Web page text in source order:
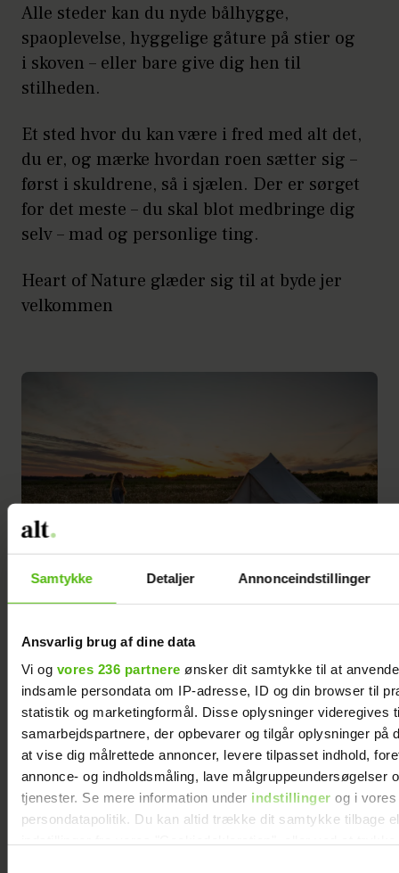
Samtykke Detaljer Annonceindstillinger
Ansvarlig brug af dine data
Vi og vores 236 partnere ønsker dit samtykke til at
indsamle persondata om IP-adresse, ID og din browser til
statistik og marketingformål. Disse oplysninger videregives
samarbejdspartnere, der opbevarer og tilgår oplysninger på
at vise dig målrettede annoncer, levere tilpasset indhold,
annonce- og indholdsmåling, lave målgruppeundersøgelser
tjenester. Se mere information under indstillinger og i vores
persondatapolitik. Du kan altid trække dit samtykke tilbage
Alle steder kan du nyde bålhygge,
spaoplevelse, hyggelige gåture på stier og
i skoven – eller bare give dig hen til
stilheden.
Et sted hvor du kan være i fred med alt det,
du er, og mærke hvordan roen sætter sig –
først i skuldrene, så i sjælen. Der er sørget
for det meste – du skal blot medbringe dig
selv – mad og personlige ting.
Heart of Nature glæder sig til at byde jer
velkommen
Glamping med ro og udsigt hos Holmely
Drømmer du om ro, nærvær og en pause
fra hverdagen – uden at gå på kompromis
med komforten? HosHolmelyi det
bakkede Søhøjland venter en
glampingoplevelse, hvor stilheden får lov
at fylde, og øjnene kan strække sig mod